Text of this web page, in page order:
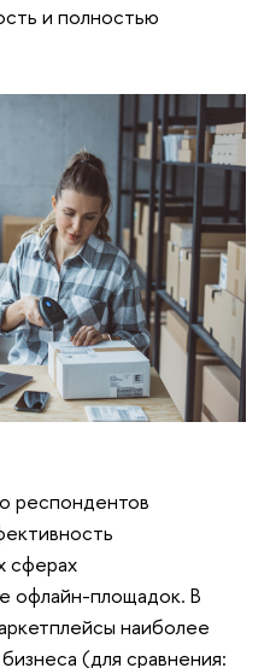
и полностью
респондентов
сферах
офлайн-площадок. В
наиболее
(для сравнения: